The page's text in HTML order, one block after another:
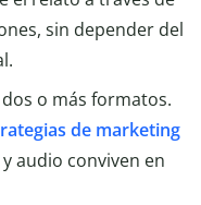
sin depender del
o más formatos.
de marketing
audio conviven en